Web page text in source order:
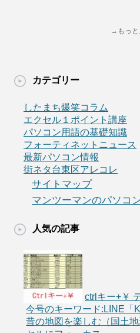
→もっと
カテゴリー
したまち爆笑コラム
エクセル１ポイント講座
パソコン用語の基礎知識
フォーティネットニュース
最新パソコン情報
街ネタ台東区アレコレ
サイトマップ
マンツーマンのパソコ
人気の記事
ctrlキー+￥
今号のキーワード:LINE「
昔の地図を楽しむ（国土地